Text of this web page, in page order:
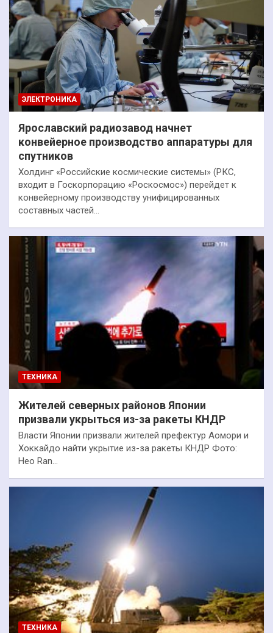
ЭЛЕКТРОНИКА
Ярославский радиозавод начнет
конвейерное производство аппаратуры для
спутников
Холдинг «Российские космические системы» (РКС,
входит в Госкорпорацию «Роскосмос») перейдет к
конвейерному производству унифицированных
составных частей…
ТЕХНИКА
Жителей северных районов Японии
призвали укрыться из-за ракеты КНДР
Власти Японии призвали жителей префектур Аомори и
Хоккайдо найти укрытие из-за ракеты КНДР Фото:
Heo Ran…
ТЕХНИКА